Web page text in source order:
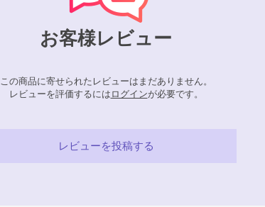
お客様レビュー
この商品に寄せられたレビューはまだありません。
レビューを評価するには ログインが必要です。
レビューを投稿する